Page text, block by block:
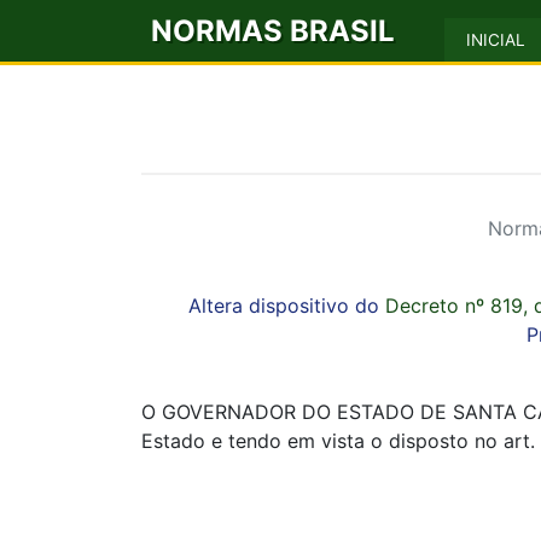
NORMAS BRASIL INICIAL
Altera dispositivo do Decreto nº 819,
O GOVERNADOR DO ESTADO DE
Estado e tendo em vista o disposto no